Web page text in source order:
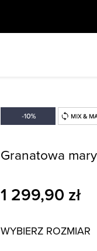
Granatowa
1 299,90 zł
WYBIERZ ROZMIAR